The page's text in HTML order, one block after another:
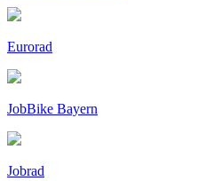
Eurorad
JobBike Bayern
Jobrad